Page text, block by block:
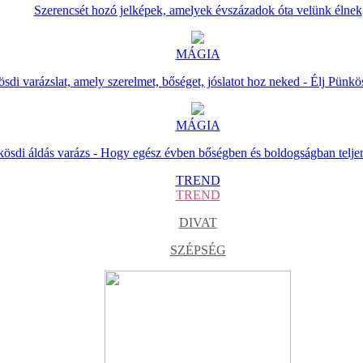
Szerencsét hozó jelképek, amelyek évszázadok óta velünk élnek
MÁGIA
varázslat, amely szerelmet, bőséget, jóslatot hoz neked - Élj
MÁGIA
áldás varázs - Hogy egész évben bőségben és boldogságban
TREND
TREND
DIVAT
SZÉPSÉG